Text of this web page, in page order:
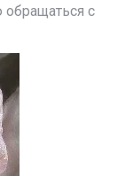
обращаться с